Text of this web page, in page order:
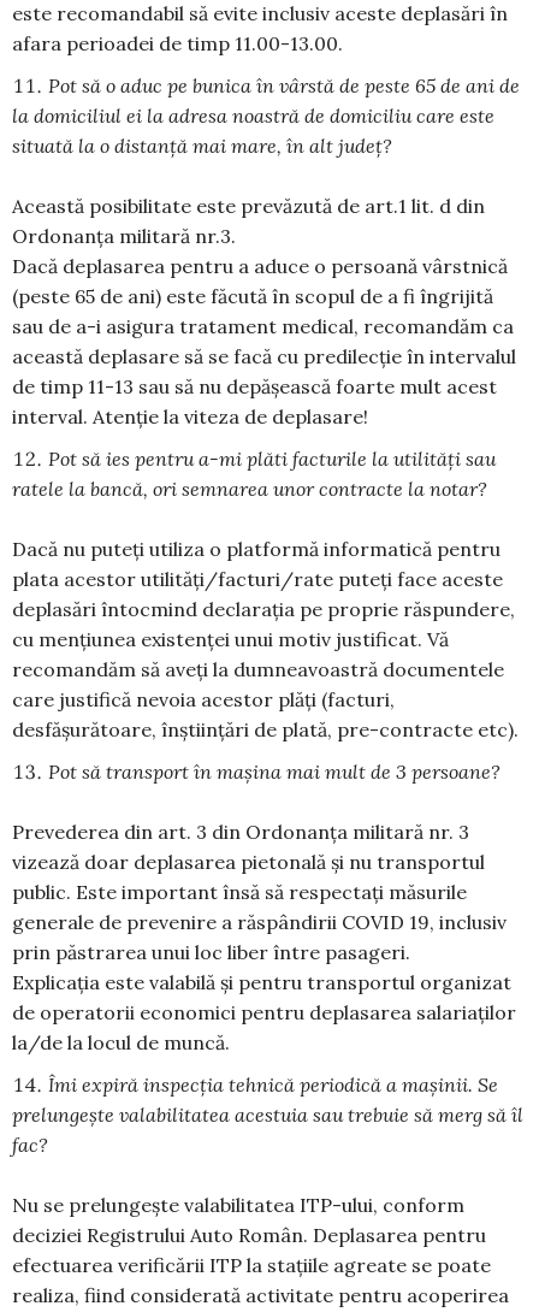
este recomandabil să evite inclusiv aceste deplasări în
afara perioadei de timp 11.00-13.00.
Pot să o aduc pe bunica în vârstă de peste 65 de ani de
la domiciliul ei la adresa noastră de domiciliu care este
situată la o distanță mai mare, în alt județ?
Această posibilitate este prevăzută de art.1 lit. d din
Ordonanța militară nr.3.
Dacă deplasarea pentru a aduce o persoană vârstnică
(peste 65 de ani) este făcută în scopul de a fi îngrijită
sau de a-i asigura tratament medical, recomandăm ca
această deplasare să se facă cu predilecție în intervalul
de timp 11-13 sau să nu depășească foarte mult acest
interval. Atenție la viteza de deplasare!
Pot să ies pentru a-mi plăti facturile la utilități sau
ratele la bancă, ori semnarea unor contracte la notar?
Dacă nu puteți utiliza o platformă informatică pentru
plata acestor utilități/facturi/rate puteți face aceste
deplasări întocmind declarația pe proprie răspundere,
cu mențiunea existenței unui motiv justificat. Vă
recomandăm să aveți la dumneavoastră documentele
care justifică nevoia acestor plăți (facturi,
desfășurătoare, înștiințări de plată, pre-contracte etc).
Pot să transport în mașina mai mult de 3 persoane?
Prevederea din art. 3 din Ordonanța militară nr. 3
vizează doar deplasarea pietonală și nu transportul
public. Este important însă să respectați măsurile
generale de prevenire a răspândirii COVID 19, inclusiv
prin păstrarea unui loc liber între pasageri.
Explicația este valabilă și pentru transportul organizat
de operatorii economici pentru deplasarea salariaților
la/de la locul de muncă.
Îmi expiră inspecția tehnică periodică a mașinii. Se
prelungește valabilitatea acestuia sau trebuie să merg să îl
fac?
Nu se prelungește valabilitatea ITP-ului, conform
deciziei Registrului Auto Român. Deplasarea pentru
efectuarea verificării ITP la stațiile agreate se poate
realiza, fiind considerată activitate pentru acoperirea